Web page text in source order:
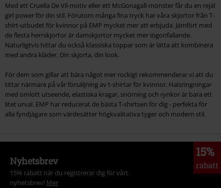
Med ett Cruella De Vil-motiv eller ett McGonagall-mönster får du en rejäl
girl power för din stil. Förutom många fina tryck har våra skjortor från T-
shirt-utbudet för kvinnor på EMP mycket mer att erbjuda. Jämfört med
de flesta herrskjortor är damskjortor mycket mer iögonfallande.
Naturligtvis hittar du också klassiska toppar som är lätta att kombinera
med andra kläder. Din skjorta, din look.
För dem som gillar att bära något mer rockigt rekommenderar vi att du
tittar närmare på vår försäljning av t-shirtar för kvinnor. Halsringningar
med omlott utseende, elastiska kragar, snörning och rynkor är bara ett
litet urval. EMP har reducerat de bästa T-shirtsen för dig - perfekta för
alla fyndjägare som värdesätter högkvalitativa tyger och modern stil.
15%
rabatt
Nyhetsbrev
15% rabatt när du registrerar dig för vårt
nyhetsbrev! Mer